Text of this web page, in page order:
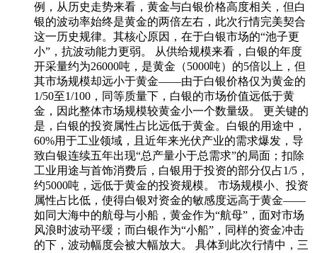
例，从历史走势来看，黄金与白银价格高度相关，但白
银的波动率始终是黄金的两倍左右，此次行情完美契合
这一历史规律。其核心原因，在于白银市场的“池子更
小”，抗波动能力更弱。 从供给规模来看，白银的年度
开采量约为26000吨，是黄金（5000吨）的5倍以上，但
其市场规模却远小于黄金——由于白银价格仅为黄金的
1/50至1/100，同等质量下，白银的市场价值远低于黄
金，因此整体市场规模较黄金小一个数量级。 更关键的
是，白银的投资属性占比远低于黄金。白银的用途中，
60%用于工业领域，且近年来光伏产业的需求爆发，导
致白银连续五年出现“总产量小于总需求”的局面；扣除
工业用途与首饰消费后，白银用于投资的部分仅占1/5，
约5000吨，远低于黄金的投资规模。 市场规模小、投资
属性占比低，使得白银对资金的敏感度远高于黄金——
如同大海中的航母与小船，黄金作为“航母”，面对市场
风浪时波动平缓；而白银作为“小船”，同样的资金冲击
的下，波动幅度会被大幅放大。 具体到此次行情中，三